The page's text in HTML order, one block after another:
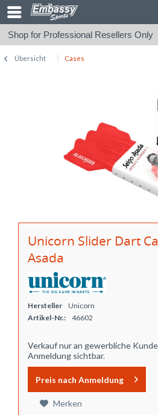
Shop for Professional Resellers Only
Übersicht Cases
Unicorn Slider Dart
Asada
Hersteller
Unicorn
Artikel-Nr.:
46602
Verkauf nur an gewerbliche
Anmeldung sichtbar.
Preis nach Anmeldung
Merken